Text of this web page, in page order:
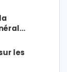
les